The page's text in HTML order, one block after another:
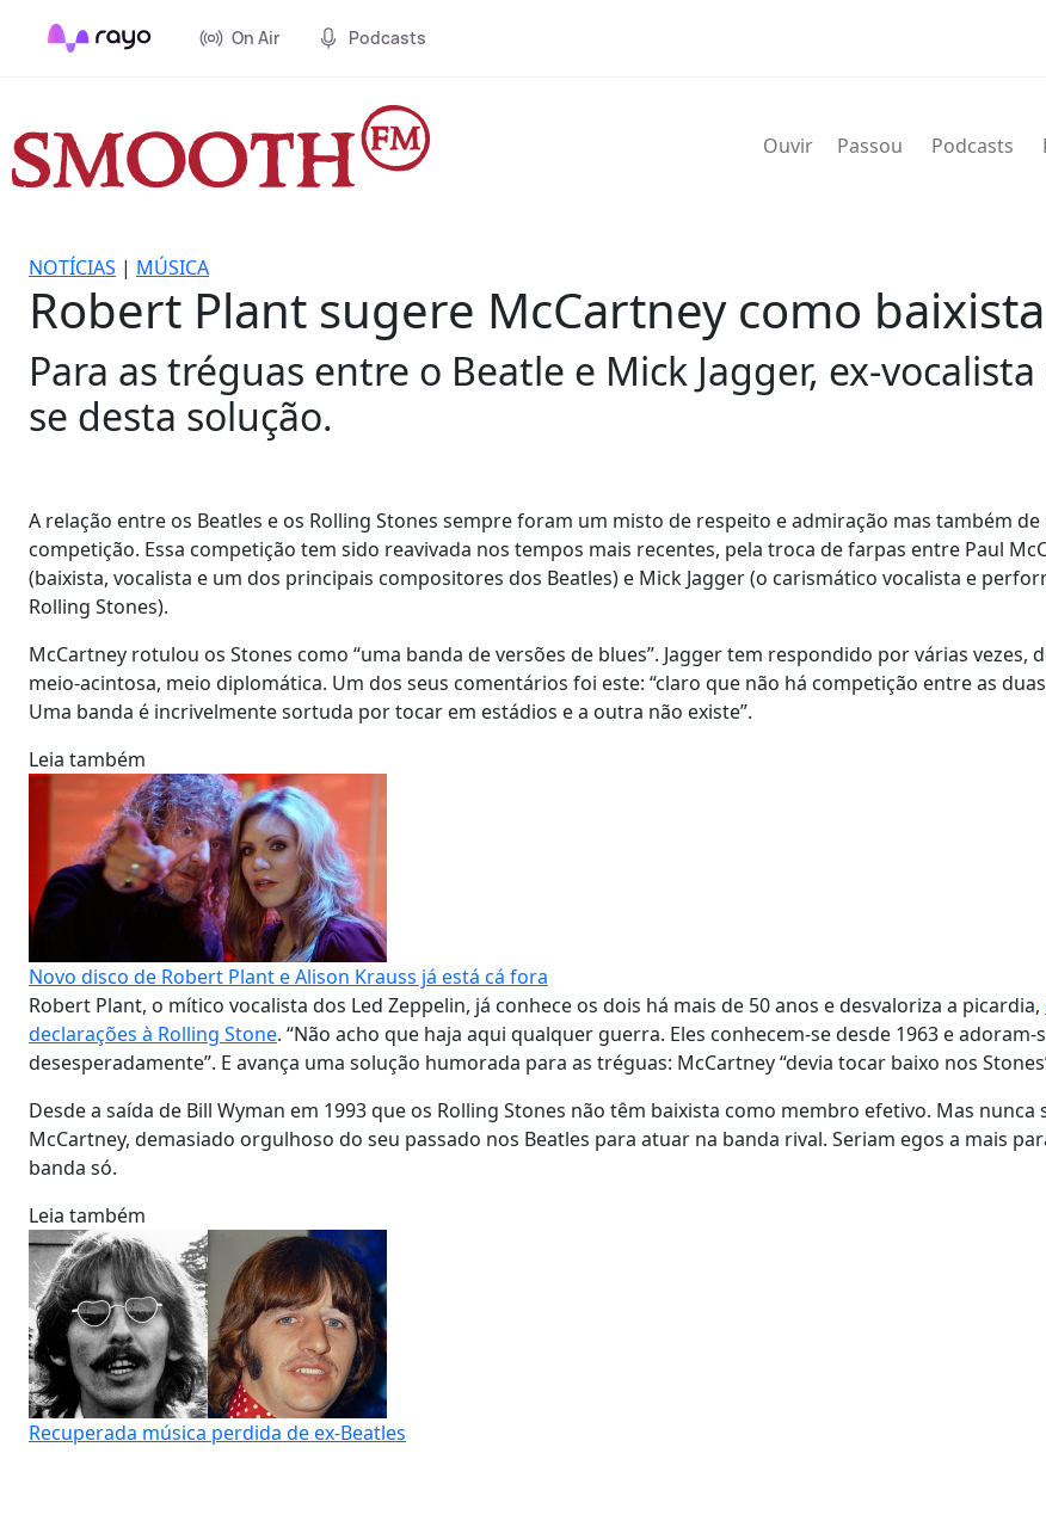
On Air Podcasts
Ouvir Passou Podcasts
NOTÍCIAS | MÚSICA
Robert Plant sugere McCartney como
Para as tréguas entre o Beatle e Mick Jagger, ex-
se desta solução.
A relação entre os Beatles e os Rolling Stones sempre foram um misto de respeito e admiração mas também
competição. Essa competição tem sido reavivada nos tempos mais recentes, pela troca de farpas entre Paul
(baixista, vocalista e um dos principais compositores dos Beatles) e Mick Jagger (o carismático vocalista e
Rolling Stones).
McCartney rotulou os Stones como “uma banda de versões de blues”. Jagger tem respondido por várias vezes,
meio-acintosa, meio diplomática. Um dos seus comentários foi este: “claro que não há competição entre as
Uma banda é incrivelmente sortuda por tocar em estádios e a outra não existe”.
Leia também
Novo disco de Robert Plant e Alison Krauss já está cá fora
Robert Plant, o mítico vocalista dos Led Zeppelin, já conhece os dois há mais de 50 anos e desvaloriza a picardia,
declarações à Rolling Stone. “Não acho que haja aqui qualquer guerra. Eles conhecem-se desde 1963 e adoram-
desesperadamente”. E avança uma solução humorada para as tréguas: McCartney “devia tocar baixo nos
Desde a saída de Bill Wyman em 1993 que os Rolling Stones não têm baixista como membro efetivo. Mas nunca
McCartney, demasiado orgulhoso do seu passado nos Beatles para atuar na banda rival. Seriam egos a mais
banda só.
Leia também
Recuperada música perdida de ex-Beatles